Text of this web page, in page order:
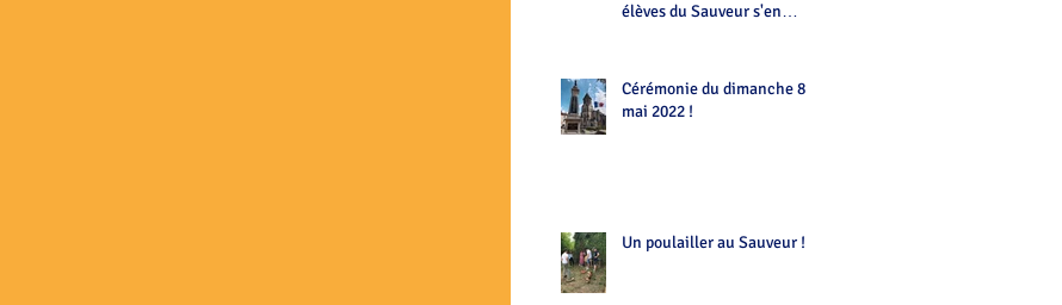
élèves du Sauveur s'en
Cérémonie du dimanche 8
mai 2022 !
Un poulailler au Sauveur !